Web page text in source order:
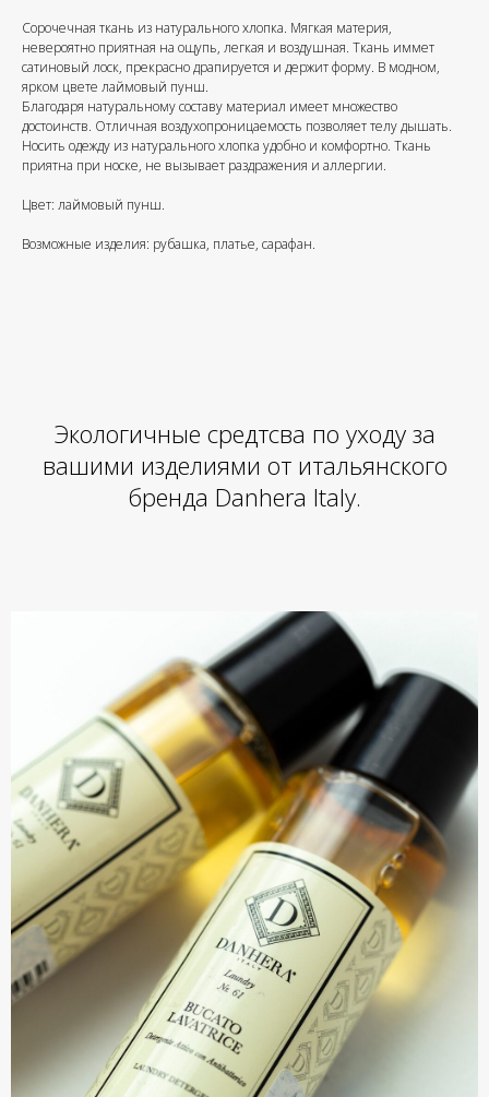
Cорочечная ткань из натурального хлопка. Мягкая материя,
невероятно приятная на ощупь, легкая и воздушная. Ткань иммет
сатиновый лоск, прекрасно драпируется и держит форму. В модном,
ярком цвете лаймовый пунш.
Благодаря натуральному составу материал имеет множество
достоинств. Отличная воздухопроницаемость позволяет телу дышать.
Носить одежду из натурального хлопка удобно и комфортно. Ткань
приятна при носке, не вызывает раздражения и аллергии.
Цвет: лаймовый пунш.
Возможные изделия: рубашка, платье, сарафан.
Экологичные средтсва по уходу за
вашими изделиями от итальянского
бренда Danhera Italy.